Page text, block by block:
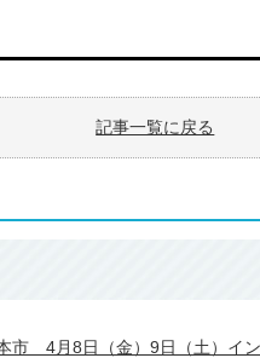
記事一覧に戻る
市 4月8日（金）9日（土）イ